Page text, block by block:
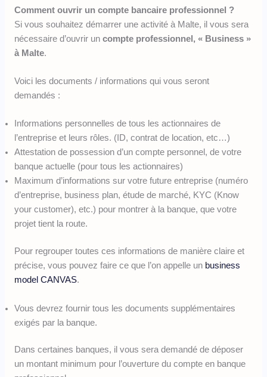
Comment ouvrir un compte bancaire professionnel ?
Si vous souhaitez démarrer une activité à Malte, il vous sera
nécessaire d’ouvrir un compte professionnel, « Business »
à Malte.
Voici les documents / informations qui vous seront
demandés :
Informations personnelles de tous les actionnaires de
l’entreprise et leurs rôles. (ID, contrat de location, etc…)
Attestation de possession d’un compte personnel, de votre
banque actuelle (pour tous les actionnaires)
Maximum d’informations sur votre future entreprise (numéro
d’entreprise, business plan, étude de marché, KYC (Know
your customer), etc.) pour montrer à la banque, que votre
projet tient la route.
Pour regrouper toutes ces informations de manière claire et
précise, vous pouvez faire ce que l’on appelle un business
model CANVAS.
Vous devrez fournir tous les documents supplémentaires
exigés par la banque.
Dans certaines banques, il vous sera demandé de déposer
un montant minimum pour l’ouverture du compte en banque